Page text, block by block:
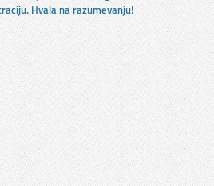
Hvala na razumevanju!